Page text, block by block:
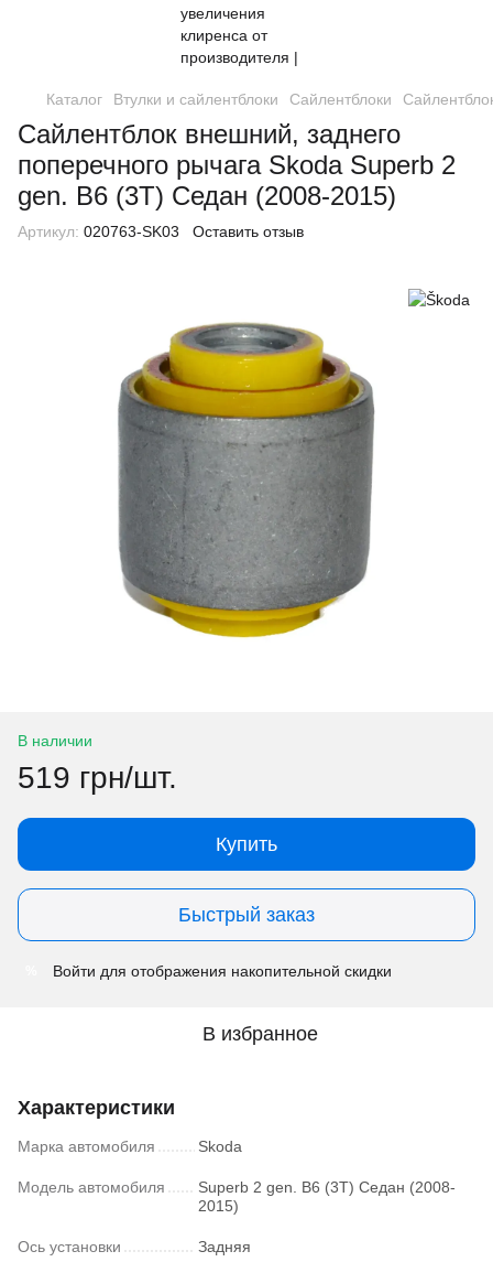
Каталог Втулки и сайлентблоки Сайлентблоки
Сайлентблок внешний, заднего
поперечного рычага Skoda Superb 2
gen. B6 (3T) Седан (2008-2015)
Артикул: 020763-SK03 Оставить отзыв
В наличии
519 грн/шт.
Купить
Быстрый заказ
Войти для отображения накопительной скидки
В избранное
Характеристики
Марка автомобиля Skoda
Модель автомобиля
Superb 2 gen. B6 (3T) Седан (2008-
2015)
Ось установки Задняя